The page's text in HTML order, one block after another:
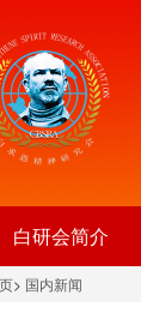
白研会简介
> 国内新闻